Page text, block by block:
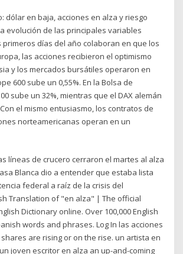
dólar en baja, acciones en alza y riesgo
evolución de las principales variables
días del año colaboran en que los
las acciones recibieron el optimismo
y los mercados bursátiles operaron en
600 sube un 0,55%. En la Bolsa de
sube un 32%, mientras que el DAX alemán
el mismo entusiasmo, los contratos de
norteamericanas operan en un
líneas de crucero cerraron el martes al alza
Blanca dio a entender que estaba lista
federal a raíz de la crisis del
Translation of "en alza" | The official
Dictionary online. Over 100,000 English
words and phrases. Log In las acciones
are rising or on the rise. un artista en
joven escritor en alza an up-and-coming